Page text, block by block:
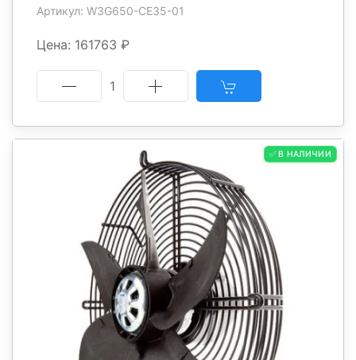
Артикул: W3G650-CE35-01
Цена: 161763 ₽
1
✅ В НАЛИЧИИ